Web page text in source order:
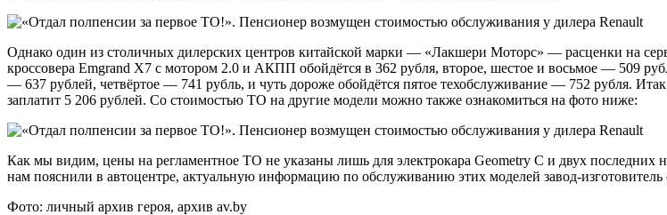
Однако один из столичных дилерских центров китайской марки — «Лакшери Моторс» — расценки на
кроссовера Emgrand X7 с мотором 2.0 и АКПП обойдётся в 362 рубля, второе, шестое и восьмое — 509
— 637 рублей, четвёртое — 741 рубль, и чуть дороже обойдётся пятое техобслуживание — 752 рубля.
заплатит 5 206 рублей. Со стоимостью ТО на другие модели можно также ознакомиться на фото ниже:
Как мы видим, цены на регламентное ТО не указаны лишь для электрокара Geometry C и двух последних
нам пояснили в автоцентре, актуальную информацию по обслуживанию этих моделей завод-изготовитель
Фото: личный архив героя, архив av.by